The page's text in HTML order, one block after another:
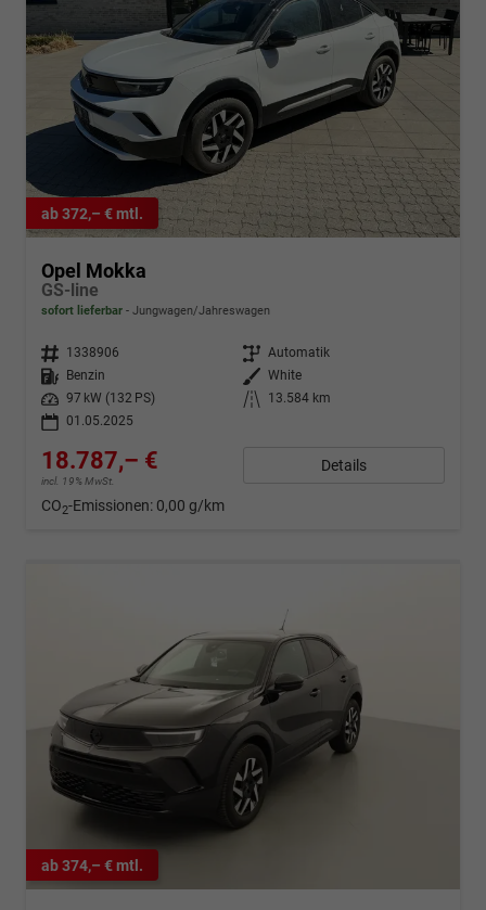
ab 372,– € mtl.
Opel Mokka
GS-line
sofort lieferbar Jungwagen/Jahreswagen
Fahrzeugnr. 1338906 Getriebe Automatik
Kraftstoff
Benzin Außenfarbe White
Leistung
97 kW (132 PS) Kilometerstand
13.584 km
01.05.2025
18.787,– €
incl. 19% MwSt.
Details
CO2-Emissionen: 0,00 g/km
ab 374,– € mtl.